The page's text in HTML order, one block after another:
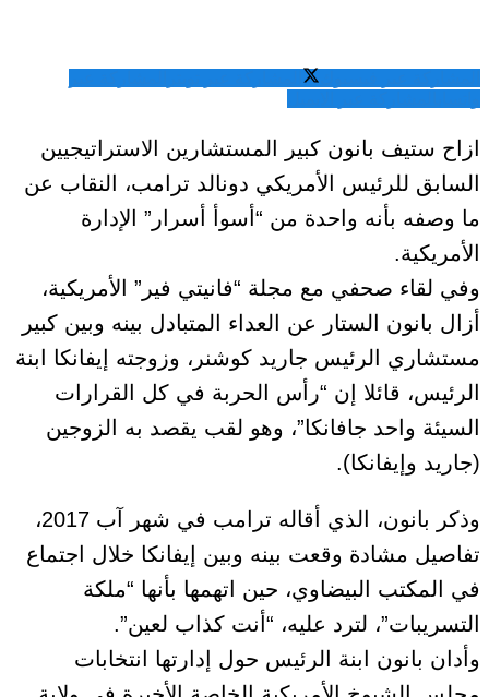
ازاح ستيف بانون كبير المستشارين الاستراتيجيين
السابق للرئيس الأمريكي دونالد ترامب، النقاب عن
ما وصفه بأنه واحدة من “أسوأ أسرار” الإدارة
الأمريكية.
وفي لقاء صحفي مع مجلة “فانيتي فير” الأمريكية،
أزال بانون الستار عن العداء المتبادل بينه وبين كبير
مستشاري الرئيس جاريد كوشنر، وزوجته إيفانكا ابنة
الرئيس، قائلا إن “رأس الحربة في كل القرارات
السيئة واحد جافانكا”، وهو لقب يقصد به الزوجين
(جاريد وإيفانكا).
وذكر بانون، الذي أقاله ترامب في شهر آب 2017،
تفاصيل مشادة وقعت بينه وبين إيفانكا خلال اجتماع
في المكتب البيضاوي، حين اتهمها بأنها “ملكة
التسريبات”، لترد عليه، “أنت كذاب لعين”.
وأدان بانون ابنة الرئيس حول إدارتها انتخابات